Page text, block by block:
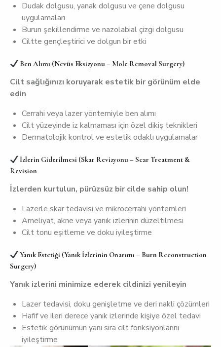
Dudak dolgusu, yanak dolgusu ve çene dolgusu
uygulamaları
Burun şekillendirme ve nazolabial çizgi dolgusu
Ciltte gençleştirici ve dolgun bir etki
Ben Alımı (Nevüs Eksizyonu – Mole Removal Surgery)
Cilt sağlığınızı koruyarak estetik bir görünüm elde
edin
Cerrahi veya lazer yöntemiyle ben alımı
Cilt yüzeyinde iz kalmaması için özel dikiş teknikleri
Dermatolojik kontrol ve estetik odaklı uygulamalar
İzlerin Giderilmesi (Skar Revizyonu – Scar Treatment &
Revision
İzlerden kurtulun, pürüzsüz bir cilde sahip olun!
Lazerle skar tedavisi ve mikrocerrahi yöntemleri
Ameliyat, akne veya yanık izlerinin düzeltilmesi
Cilt tonu eşitleme ve doku iyileştirme
Yanık Estetiği (Yanık İzlerinin Onarımı – Burn Reconstruction
Surgery)
Yanık izlerini minimize ederek cildinizi yenileyin
Lazer tedavisi, doku genişletme ve deri nakli çözümleri
Hafif ve ileri derece yanık izlerinde kişiye özel tedavi
Estetik görünümün yanı sıra cilt fonksiyonlarını
iyileştirme